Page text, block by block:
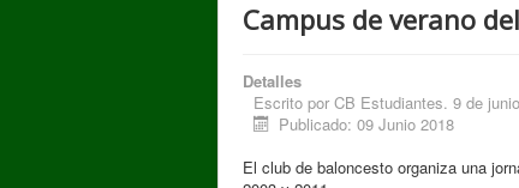
Campus de verano
Detalles
Escrito por CB Estudiantes. 9 de
Publicado: 09 Junio 2018
El club de baloncesto organiza una